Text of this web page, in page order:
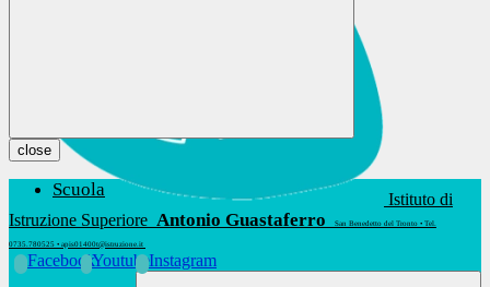
Istituto di
Istruzione Superiore Antonio Guastaferro San Benedetto del Tronto • Tel.
0735.780525 • apis01400t@istruzione.it
FacebookYoutubeInstagram
close
Scuola